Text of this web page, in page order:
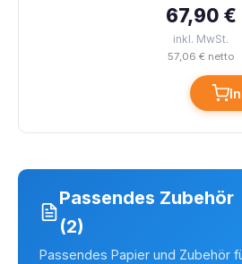
67,90 €
inkl. MwSt.
57,06 € netto
Passendes Zubehör
(2)
Passendes Papier und Zubehör